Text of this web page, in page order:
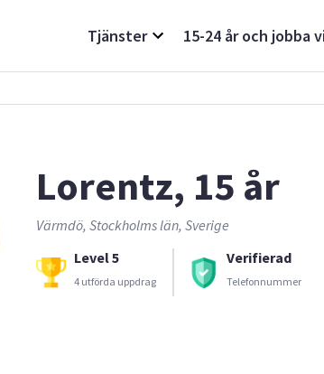
Tjänster 15-24 år och jobba
Lorentz, 15 år
Värmdö, Stockholms län, Sverige
Level 5
4 utförda uppdrag
Verifierad
Telefonnummer